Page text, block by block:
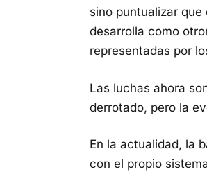
sino puntualizar
desarrolla como
representadas por
Las luchas ahora
derrotado, pero la
En la actualidad, la
con el propio